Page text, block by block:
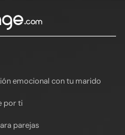
emocional con tu marido
por ti
parejas